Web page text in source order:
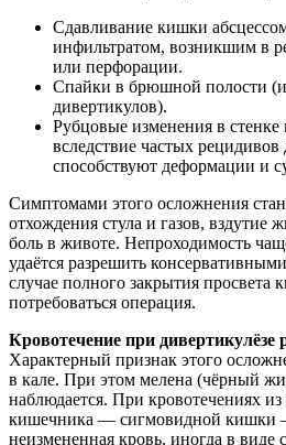
Сдавливание кишки
инфильтратом, возникшим в
или перфорации.
Спайки в брюшной полости
дивертикулов).
Рубцовые изменения в
вследствие частых рецидивов
способствуют деформации и
Симптомами этого осложнения
отхождения стула и газов, вздутие
боль в животе. Непроходимость
удаётся разрешить
случае полного закрытия просвета
потребоваться операция.
Кровотечение при
Характерный признак этого
в кале. При этом мелена (чёрный
наблюдается. При кровотечениях
кишечника — сигмовидной кишки
неизмененная кровь, иногда в виде